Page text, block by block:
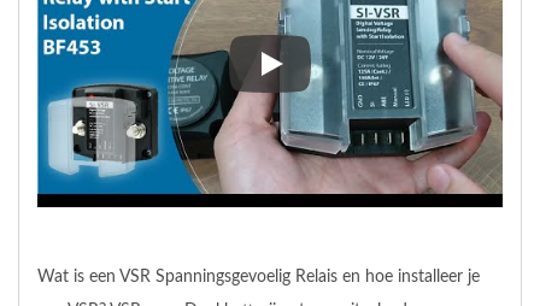
YIS Marine SI VSR BF453
Wat is een VSR Spanningsgevoelig Relais en hoe installeer je